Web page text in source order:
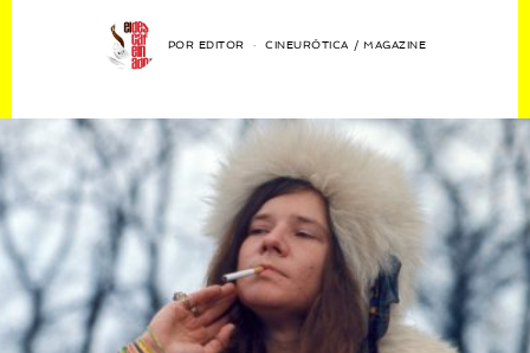
POR EDITOR CINEURÓTICA / MAGAZINE